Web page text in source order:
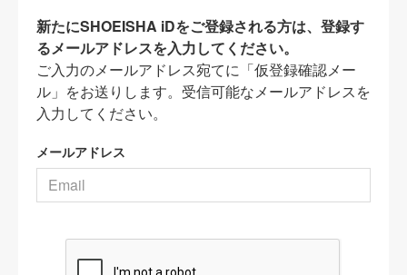
新たにSHOEISHA iDをご登録される方は、登録す
るメールアドレスを入力してください。
ご入力のメールアドレス宛てに「仮登録確認メー
ル」をお送りします。受信可能なメールアドレスを
入力してください。
メールアドレス